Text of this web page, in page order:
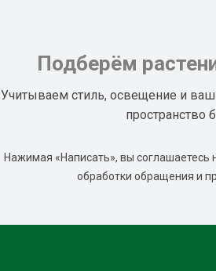
Подберём
Учитываем стиль, освещение и
пространство
Нажимая «Написать», вы соглашаетесь
обработки обращения и